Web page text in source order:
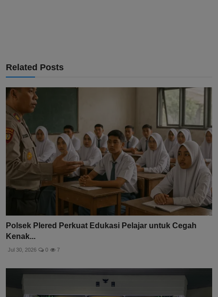
Related Posts
Polsek Plered Perkuat Edukasi Pelajar untuk Cegah
Kenak...
Jul 30, 2026 0 7